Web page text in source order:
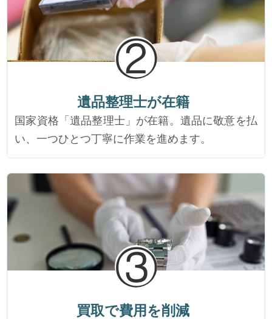
②
遺品整理士が在籍
国家資格「遺品整理士」が在籍。遺品に敬意を払
い、一つひとつ丁寧に作業を進めます。
③
買取で費用を削減